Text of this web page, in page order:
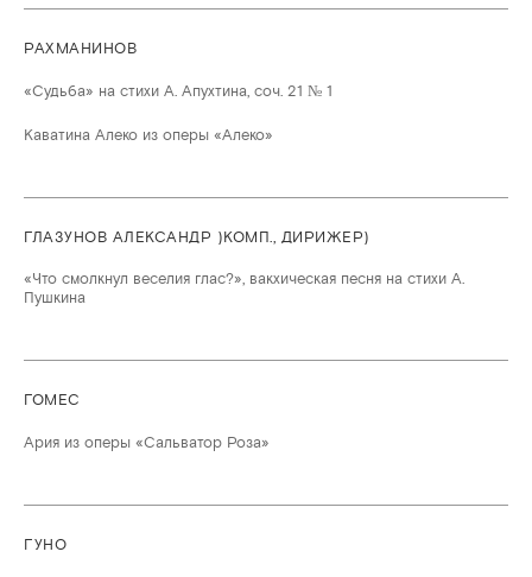
РАХМАНИНОВ
«Судьба» на стихи А. Апухтина, соч. 21 № 1
Каватина Алеко из оперы «Алеко»
ГЛАЗУНОВ АЛЕКСАНДР )КОМП., ДИРИЖЕР)
«Что смолкнул веселия глас?», вакхическая песня на стихи А.
Пушкина
ГОМЕС
Ария из оперы «Сальватор Роза»
ГУНО